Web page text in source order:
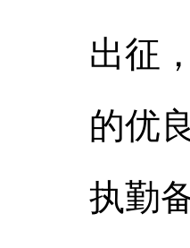
出征
的优
执勤